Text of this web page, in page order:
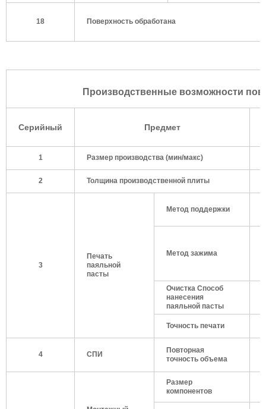
18 Поверхность обработана
Производственные возможности
Серийный Предмет
1 Размер производства (мин/макс)
2 Толщина производственной плиты
3
Печать
паяльной
пасты
Метод поддержки
Метод зажима
Очистка Способ
нанесения
паяльной пасты
Точность печати
4 СПИ
Повторная
точность объема
Размер
компонентов